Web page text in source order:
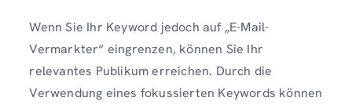
Wenn Sie Ihr Keyword jedoch auf „E-Mail-
Vermarkter“ eingrenzen, können Sie Ihr
relevantes Publikum erreichen. Durch die
Verwendung eines fokussierten Keywords können